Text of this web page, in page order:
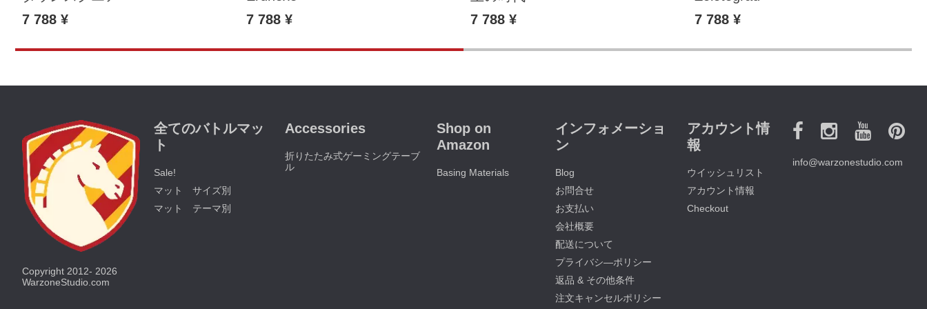
7 788 ¥
7 788 ¥
7 788 ¥
7 788 ¥
Copyright 2012- 2026
WarzoneStudio.com
全てのバトルマッ
ト
Sale!
マット サイズ別
マット テーマ別
Accessories
折りたたみ式ゲーミングテーブ
ル
Shop on
Amazon
Basing Materials
インフォメーショ
ン
Blog
お問合せ
お支払い
会社概要
配送について
プライバシ―ポリシー
返品 & その他条件
注文キャンセルポリシー
アカウント情
報
ウイッシュリスト
アカウント情報
Checkout
info@warzonestudio.com